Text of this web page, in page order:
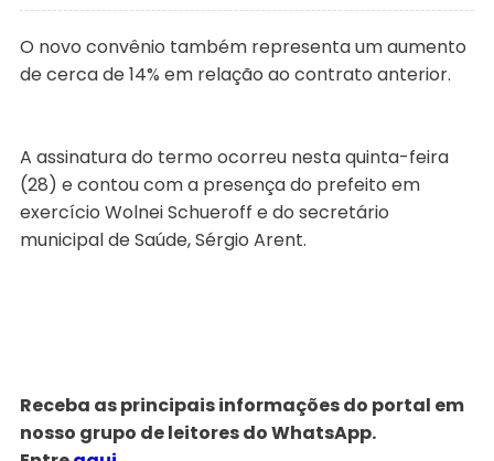
O novo convênio também representa um aumento
de cerca de 14% em relação ao contrato anterior.
A assinatura do termo ocorreu nesta quinta-feira
(28) e contou com a presença do prefeito em
exercício Wolnei Schueroff e do secretário
municipal de Saúde, Sérgio Arent.
Receba as principais informações do portal em
nosso grupo de leitores do WhatsApp.